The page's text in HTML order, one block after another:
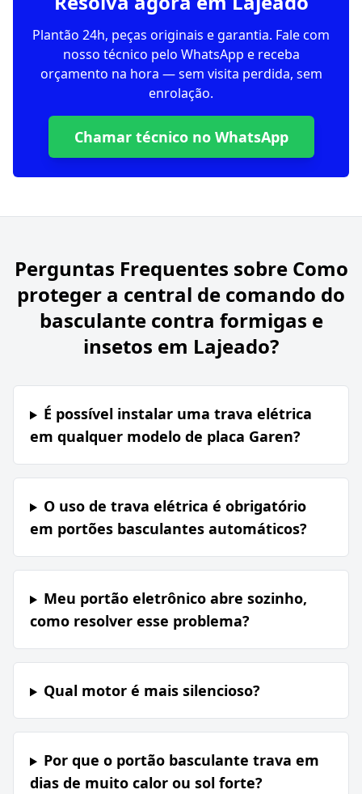
Plantão 24h, peças originais e garantia. Fale com
nosso técnico pelo WhatsApp e receba
orçamento na hora — sem visita perdida, sem
enrolação.
Chamar técnico no WhatsApp
Perguntas Frequentes sobre Como
proteger a central de comando do
basculante contra formigas e
insetos em Lajeado?
É possível instalar uma trava elétrica
em qualquer modelo de placa Garen?
O uso de trava elétrica é obrigatório
em portões basculantes automáticos?
Meu portão eletrônico abre sozinho,
como resolver esse problema?
Qual motor é mais silencioso?
Por que o portão basculante trava em
dias de muito calor ou sol forte?